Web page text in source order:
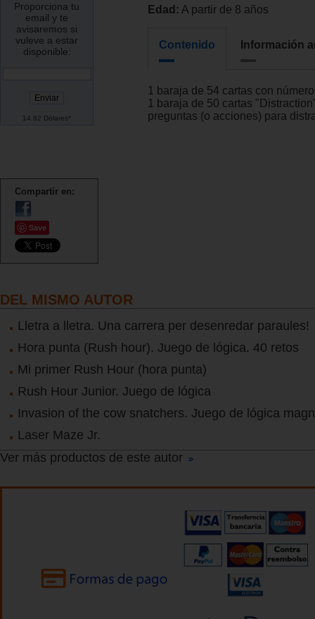
Proporciona tu
email y te
avisaremos si
vuleve a estar
disponible:
14.82 Dólares*
Compartir en:
Save
Edad: A partir de 8 años
Contenido Información
1 baraja de 54 cartas con
1 baraja de 50 cartas
preguntas (o acciones) para
DEL MISMO AUTOR
Lletra a lletra. Una carrera per desenredar paraules!
Hora punta (Rush hour). Juego de lógica. 40 retos
Mi primer Rush Hour (hora punta)
Rush Hour Junior. Juego de lógica
Invasion of the cow snatchers. Juego de lógica
Laser Maze Jr.
Ver más productos de este autor